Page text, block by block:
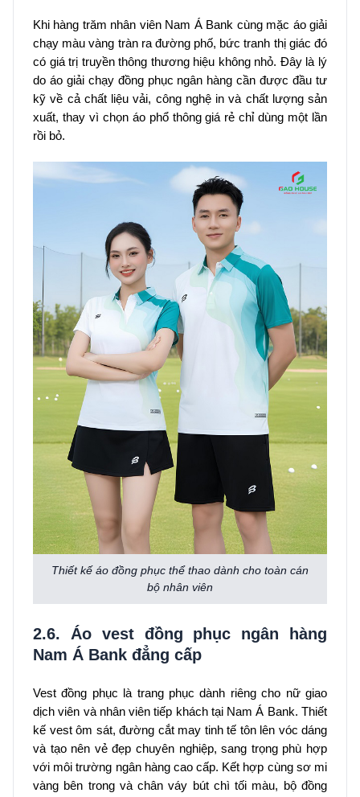
Khi hàng trăm nhân viên Nam Á Bank cùng mặc áo giải
chạy màu vàng tràn ra đường phố, bức tranh thị giác đó
có giá trị truyền thông thương hiệu không nhỏ. Đây là lý
do áo giải chạy đồng phục ngân hàng cần được đầu tư
kỹ về cả chất liệu vải, công nghệ in và chất lượng sản
xuất, thay vì chọn áo phổ thông giá rẻ chỉ dùng một lần
rồi bỏ.
Thiết kế áo đồng phục thể thao dành cho toàn cán
bộ nhân viên
2.6. Áo vest đồng phục ngân hàng
Nam Á Bank đẳng cấp
Vest đồng phục là trang phục dành riêng cho nữ giao
dịch viên và nhân viên tiếp khách tại Nam Á Bank. Thiết
kế vest ôm sát, đường cắt may tinh tế tôn lên vóc dáng
và tạo nên vẻ đẹp chuyên nghiệp, sang trọng phù hợp
với môi trường ngân hàng cao cấp. Kết hợp cùng sơ mi
vàng bên trong và chân váy bút chì tối màu, bộ đồng